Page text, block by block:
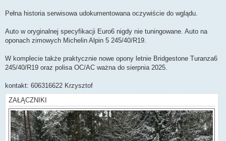
Pełna historia serwisowa udokumentowana oczywiście do wglądu.
Auto w oryginalnej specyfikacji Euro6 nigdy nie tuningowane. Auto na
oponach zimowych Michelin Alpin 5 245/40/R19.
W komplecie także praktycznie nowe opony letnie Bridgestone Turanza6
245/40/R19 oraz polisa OC/AC ważna do sierpnia 2025.
kontakt: 606316622 Krzysztof
ZAŁĄCZNIKI